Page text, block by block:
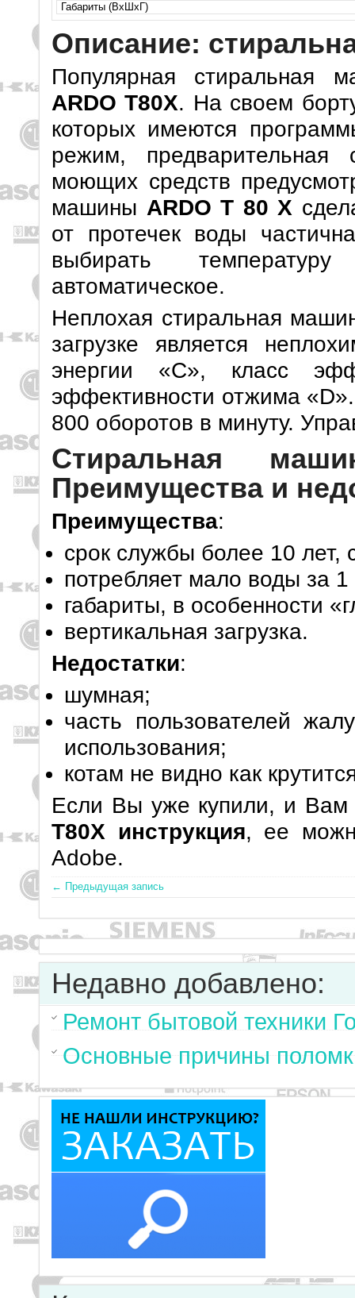
Габариты (ВхШхГ)
Описание:
Популярная стиральная
ARDO T80X. На своем
которых имеются
режим, предварительная
моющих средств
машины ARDO T 80 X
от протечек воды
выбирать
автоматическое.
Неплохая стиральная
загрузке является
энергии «C», класс
эффективности отжима
800 оборотов в минуту.
Стиральная
Преимущества и
Преимущества:
срок службы более 10 лет,
потребляет мало воды за
габариты, в особенности
вертикальная загрузка.
Недостатки:
шумная;
часть пользователей
использования;
котам не видно как
Если Вы уже купили, и
T80X инструкция, ее
Adobe.
← Предыдущая запись
Недавно добавлено:
Ремонт бытовой техники
Основные причины